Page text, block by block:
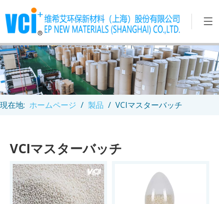
現在地: ホームページ / 製品 / VCIマスターバッチ
VCIマスターバッチ